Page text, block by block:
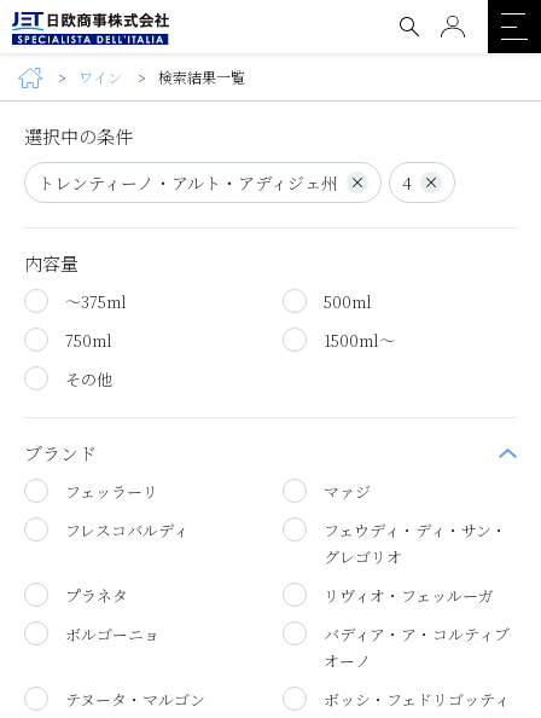
ワイン 検索結果一覧
選択中の条件
トレンティーノ・アルト・アディジェ州 4
内容量
～375ml
500ml
750ml
1500ml～
その他
ブランド
フェッラーリ
マァジ
フレスコバルディ
フェウディ・ディ・サン・
グレゴリオ
プラネタ
リヴィオ・フェッルーガ
ボルゴーニョ
バディア・ア・コルティブ
オーノ
テヌータ・マルゴン
ボッシ・フェドリゴッティ